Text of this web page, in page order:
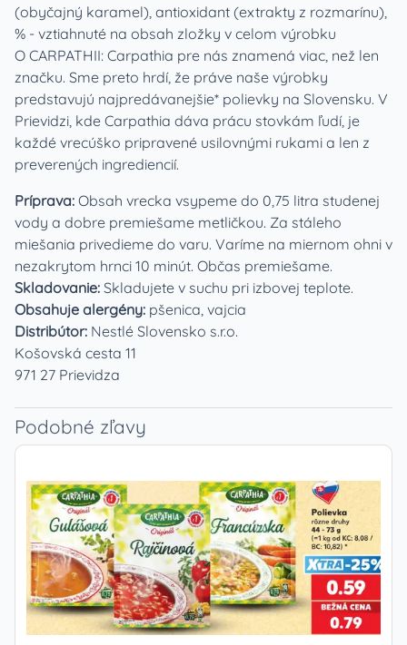
(obyčajný karamel), antioxidant (extrakty z rozmarínu),
% - vztiahnuté na obsah zložky v celom výrobku
O CARPATHII: Carpathia pre nás znamená viac, než len
značku. Sme preto hrdí, že práve naše výrobky
predstavujú najpredávanejšie* polievky na Slovensku. V
Prievidzi, kde Carpathia dáva prácu stovkám ľudí, je
každé vrecúško pripravené usilovnými rukami a len z
preverených ingrediencií.
Príprava: Obsah vrecka vsypeme do 0,75 litra studenej
vody a dobre premiešame metličkou. Za stáleho
miešania privedieme do varu. Varíme na miernom ohni v
nezakrytom hrnci 10 minút. Občas premiešame.
Skladovanie: Skladujete v suchu pri izbovej teplote.
Obsahuje alergény: pšenica, vajcia
Distribútor: Nestlé Slovensko s.r.o.
Košovská cesta 11
971 27 Prievidza
Podobné zľavy